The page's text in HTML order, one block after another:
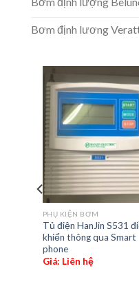
Bơm định lương
PHỤ KIỆN BƠM
Tủ điện HanJin S531
khiển thông qua Smart
phone
Giá: Liên hệ